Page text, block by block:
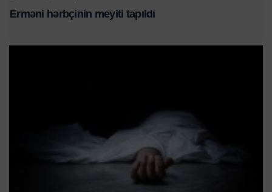
Erməni hərbçinin meyiti tapıldı